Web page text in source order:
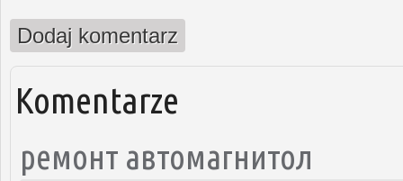
Dodaj komentarz
Komentarze
ремонт автомагнитол